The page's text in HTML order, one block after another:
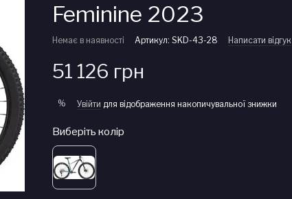
Feminine 2023
Немає в наявності Артикул: SKD-43-28 Написати відгук
51 126 грн
% Увійти для відображення накопичувальної знижки
Виберіть колір